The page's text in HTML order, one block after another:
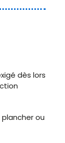
dès lors
ou